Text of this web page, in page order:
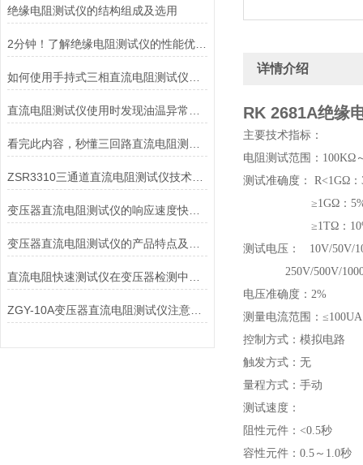
绝缘电阻测试仪的结构组成及选用
2分钟！了解绝缘电阻测试仪的性能优势！
ZSR3310三通道直流电阻测试仪技术特点
变压器直流电阻测试仪的响应速度快、保护功能*
ZGY-10A变压器直流电阻测试仪注意事项
详情介绍
RK 2681A绝缘
主要技术指标：
电阻测试范围：100KΩ
测试准确度： R<1GΩ
≥1GΩ：5%读
≥1TΩ：10%读
测试电压： 10V/
250V/500V/
电压准确度：2%
测量电流范围：≤100UA
控制方式：模拟电路
触发方式：无
量程方式：手动
测试速度：
阻性元件：<0.5秒
容性元件：0.5～1.0秒